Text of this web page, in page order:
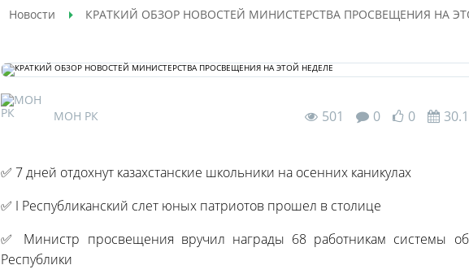
Новости КРАТКИЙ ОБЗОР НОВОСТЕЙ МИНИСТЕРСТВА ПРОСВЕЩЕНИЯ НА
МОН РК 501 0 0
✅ 7 дней отдохнут казахстанские школьники на осенних каникулах
✅ I Республиканский слет юных патриотов прошел в столице
✅ Министр просвещения вручил награды 68 работникам системы
Республики